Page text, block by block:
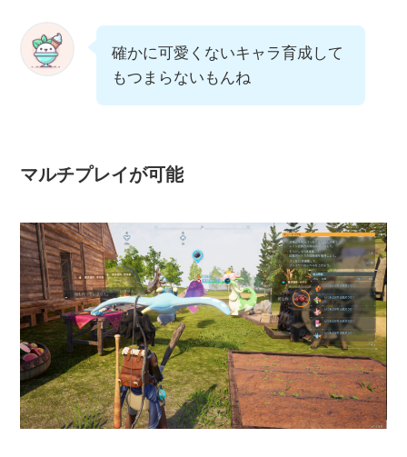
確かに可愛くないキャラ育成して
もつまらないもんね
マルチプレイが可能